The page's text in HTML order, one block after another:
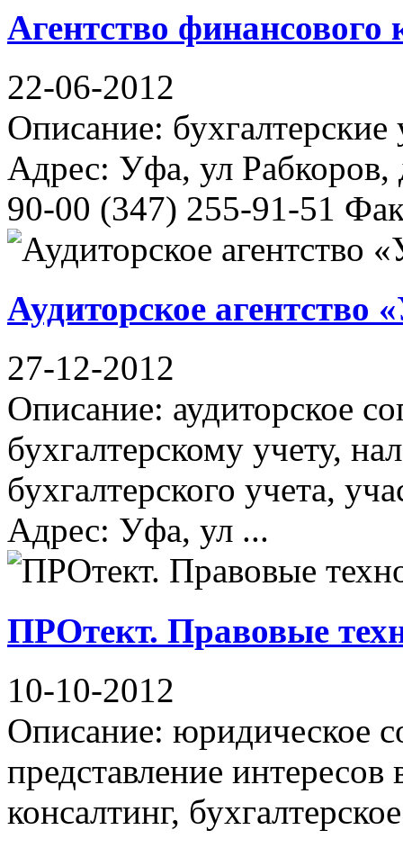
Агентство финансового
22-06-2012
Описание: бухгалтерские
Адрес: Уфа, ул
90-00 (347) 255-91-51
Аудиторское агентство
27-12-2012
Описание: аудиторское
бухгалтерскому учету,
бухгалтерского учета,
Адрес: Уфа, ул ...
ПРОтект. Правовые
10-10-2012
Описание: юридическое
представление
консалтинг,